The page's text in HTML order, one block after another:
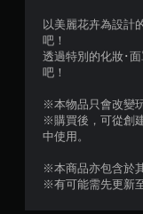
以美麗花卉為設計
吧！
透過特別的化妝･
吧！
※本物品只會改變
※購買後，可從創
中使用。
※本商品亦包含於
※有可能需先更新